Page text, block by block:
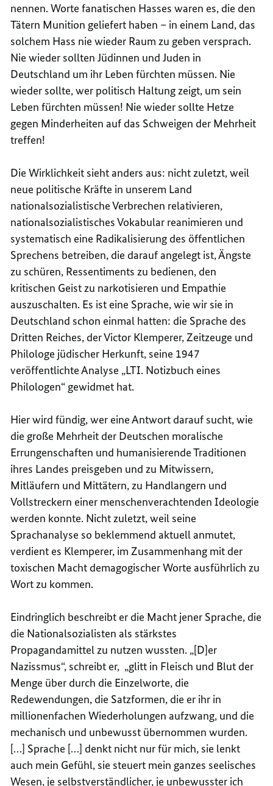
nennen. Worte fanatischen Hasses waren es, die den
Tätern Munition geliefert haben – in einem Land, das
solchem Hass nie wieder Raum zu geben versprach.
Nie wieder sollten Jüdinnen und Juden in
Deutschland um ihr Leben fürchten müssen. Nie
wieder sollte, wer politisch Haltung zeigt, um sein
Leben fürchten müssen! Nie wieder sollte Hetze
gegen Minderheiten auf das Schweigen der Mehrheit
treffen!
Die Wirklichkeit sieht anders aus: nicht zuletzt, weil
neue politische Kräfte in unserem Land
nationalsozialistische Verbrechen relativieren,
nationalsozialistisches Vokabular reanimieren und
systematisch eine Radikalisierung des öffentlichen
Sprechens betreiben, die darauf angelegt ist, Ängste
zu schüren, Ressentiments zu bedienen, den
kritischen Geist zu narkotisieren und Empathie
auszuschalten. Es ist eine Sprache, wie wir sie in
Deutschland schon einmal hatten: die Sprache des
Dritten Reiches, der Victor Klemperer, Zeitzeuge und
Philologe jüdischer Herkunft, seine 1947
veröffentlichte Analyse „LTI. Notizbuch eines
Philologen“ gewidmet hat.
Hier wird fündig, wer eine Antwort darauf sucht, wie
die große Mehrheit der Deutschen moralische
Errungenschaften und humanisierende Traditionen
ihres Landes preisgeben und zu Mitwissern,
Mitläufern und Mittätern, zu Handlangern und
Vollstreckern einer menschenverachtenden Ideologie
werden konnte. Nicht zuletzt, weil seine
Sprachanalyse so beklemmend aktuell anmutet,
verdient es Klemperer, im Zusammenhang mit der
toxischen Macht demagogischer Worte ausführlich zu
Wort zu kommen.
Eindringlich beschreibt er die Macht jener Sprache, die
die Nationalsozialisten als stärkstes
Propagandamittel zu nutzen wussten. „[D]er
Nazissmus“, schreibt er, „glitt in Fleisch und Blut der
Menge über durch die Einzelworte, die
Redewendungen, die Satzformen, die er ihr in
millionenfachen Wiederholungen aufzwang, und die
mechanisch und unbewusst übernommen wurden.
[…] Sprache […] denkt nicht nur für mich, sie lenkt
auch mein Gefühl, sie steuert mein ganzes seelisches
Wesen, je selbstverständlicher, je unbewusster ich